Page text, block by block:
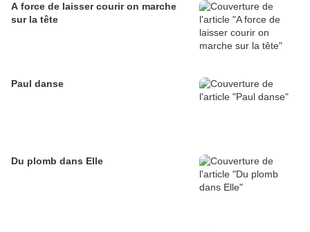
A force de laisser courir on marche
sur la tête
Paul danse
Du plomb dans Elle